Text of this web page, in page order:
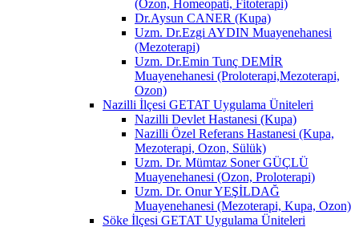
(Ozon, Homeopati, Fitoterapi)
Dr.Aysun CANER (Kupa)
Uzm. Dr.Ezgi AYDIN Muayenehanesi
(Mezoterapi)
Uzm. Dr.Emin Tunç DEMİR
Muayenehanesi (Proloterapi,Mezoterapi,
Ozon)
Nazilli İlçesi GETAT Uygulama Üniteleri
Nazilli Devlet Hastanesi (Kupa)
Nazilli Özel Referans Hastanesi (Kupa,
Mezoterapi, Ozon, Sülük)
Uzm. Dr. Mümtaz Soner GÜÇLÜ
Muayenehanesi (Ozon, Proloterapi)
Uzm. Dr. Onur YEŞİLDAĞ
Muayenehanesi (Mezoterapi, Kupa, Ozon)
Söke İlçesi GETAT Uygulama Üniteleri